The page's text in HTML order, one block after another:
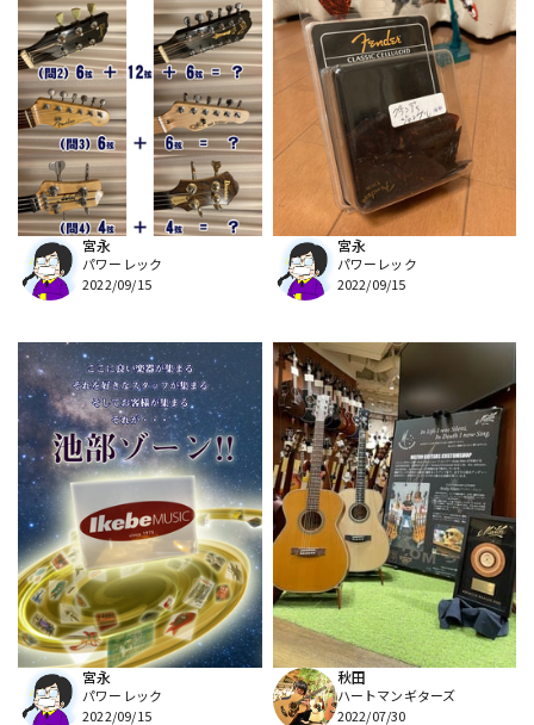
宮永
パワーレック
2022/09/15
宮永
パワーレック
2022/09/15
宮永
パワーレック
2022/09/15
秋田
ハートマンギターズ
2022/07/30